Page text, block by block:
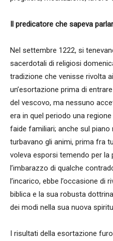
Il predicatore che sapeva
Nel settembre 1222, si
sacerdotali di religiosi
tradizione che venisse rivolta
un’esortazione prima di
del vescovo, ma nessuno
era in quel periodo una
faide familiari; anche sul
turbavano gli animi, prima fra
voleva esporsi temendo per la
l’imbarazzo di qualche
l’incarico, ebbe l’occasione di
biblica e la sua robusta
dei modi nella sua nuova
I risultati della esortazione